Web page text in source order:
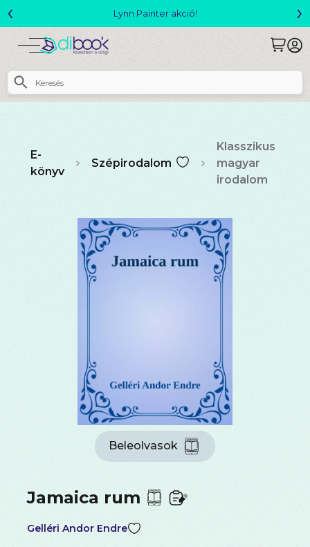
Megjelent! L. J. Shen: Legvadabb álmaimban szeretlek
‹ ›
E-
könyv
Szépirodalom
Klasszikus
magyar
irodalom
Beleolvasok
Jamaica rum
Gelléri Andor Endre